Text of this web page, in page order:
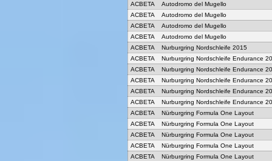
ACBETA
Autodromo del Mugello
ACBETA
Autodromo del Mugello
ACBETA
Autodromo del Mugello
ACBETA
Autodromo del Mugello
ACBETA
Nurburgring Nordschleife 2015
ACBETA
Nurburgring Nordschleife Endurance
ACBETA
Nurburgring Nordschleife Endurance
ACBETA
Nurburgring Nordschleife Endurance
ACBETA
Nurburgring Nordschleife Endurance
ACBETA
Nurburgring Nordschleife Endurance
ACBETA
Nürburgring Formula One Layout
ACBETA
Nürburgring Formula One Layout
ACBETA
Nürburgring Formula One Layout
ACBETA
Nürburgring Formula One Layout
ACBETA
Nürburgring Formula One Layout